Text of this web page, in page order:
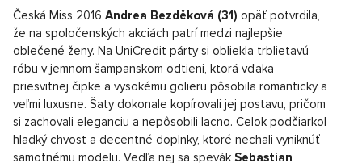
Česká Miss 2016 Andrea Bezděková (31) opäť potvrdila,
že na spoločenských akciách patrí medzi najlepšie
oblečené ženy. Na UniCredit párty si obliekla trblietavú
róbu v jemnom šampanskom odtieni, ktorá vďaka
priesvitnej čipke a vysokému golieru pôsobila romanticky a
veľmi luxusne. Šaty dokonale kopírovali jej postavu, pričom
si zachovali eleganciu a nepôsobili lacno. Celok podčiarkol
hladký chvost a decentné doplnky, ktoré nechali vyniknúť
samotnému modelu. Vedľa nej sa spevák Sebastian